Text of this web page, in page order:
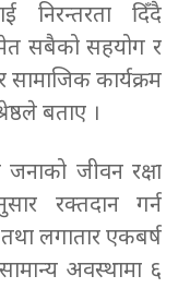
निरन्तरता दिँदै
सबैको सहयोग र
सामाजिक कार्यक्रम
बताए ।
जीवन रक्षा
रक्तदान गर्न
लगातार एकबर्ष
अवस्थामा ६